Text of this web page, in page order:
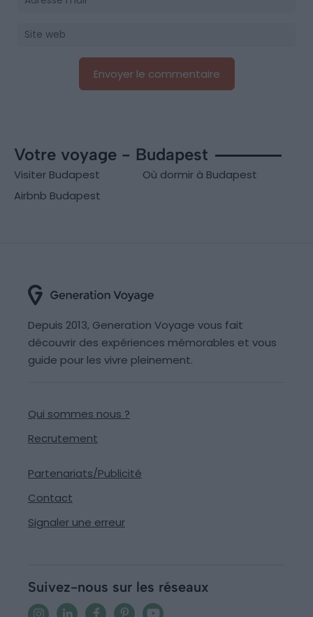
Votre voyage - Budapest
Visiter Budapest
Où dormir à Budapest
Airbnb Budapest
Depuis 2013, Generation Voyage vous fait
découvrir des expériences mémorables et vous
guide pour les vivre pleinement.
Qui sommes nous ?
Recrutement
Partenariats/Publicité
Contact
Signaler une erreur
Suivez-nous sur les réseaux